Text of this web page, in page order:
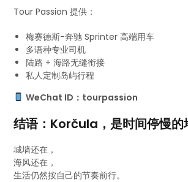
Tour Passion 提供：
梅赛德斯-奔驰 Sprinter 高端用车
多语种专业司机
陆路 + 海路无缝衔接
私人定制岛屿行程
WeChat ID：tourpassion
结语：Korčula，是时间停慢的
城墙还在，
海风还在，
生活仍然按自己的节奏前行。